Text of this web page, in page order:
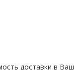
доставки в Ваш